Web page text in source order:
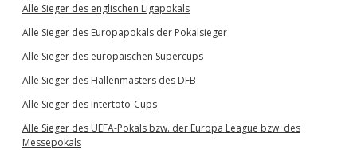
Alle Sieger des englischen Ligapokals
Alle Sieger des Europapokals der Pokalsieger
Alle Sieger des europäischen Supercups
Alle Sieger des Hallenmasters des DFB
Alle Sieger des Intertoto-Cups
Alle Sieger des UEFA-Pokals bzw. der Europa League bzw. des
Messepokals